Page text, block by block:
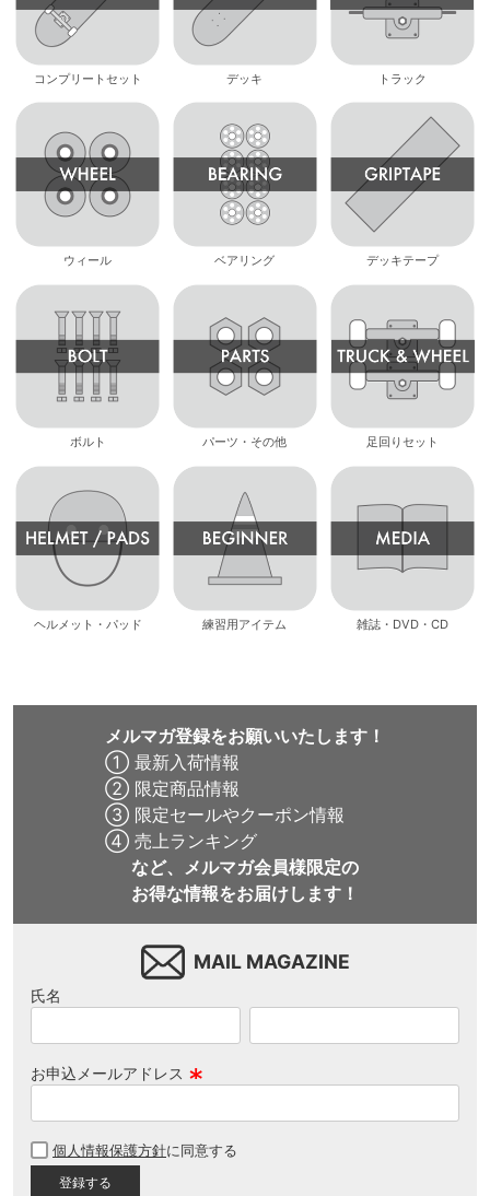
コンプリートセット デッキ トラック
ウィール ベアリング デッキテープ
ボルト パーツ・その他 足回りセット
ヘルメット・パッド 練習用アイテム 雑誌・DVD・CD
メルマガ登録をお願いいたします！
① 最新入荷情報
② 限定商品情報
③ 限定セールやクーポン情報
④ 売上ランキング
など、メルマガ会員様限定の
お得な情報をお届けします！
MAIL MAGAZINE
氏名
お申込メールアドレス
須
個人情報保護方針に同意する